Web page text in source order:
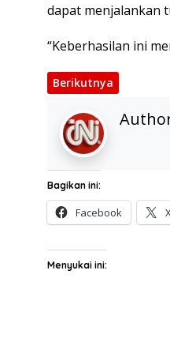
dapat menjalankan
“Keberhasilan ini
Berikutnya
Bagikan ini:
Facebook
Menyukai ini: